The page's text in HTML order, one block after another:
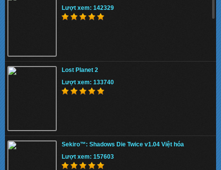
Lượt xem: 155753
Sekiro™: Shadows Die Twice v1.04 Việt hóa
Lượt xem: 159228
PES 2019 SMoKE Patch EXECO – Patch PES
2019 mới nhất
Lượt xem: 136794
Lượt xem: 142329
Lost Planet 2
Lượt xem: 133740
Sekiro™: Shadows Die Twice v1.04 Việt hóa
Lượt xem: 157603